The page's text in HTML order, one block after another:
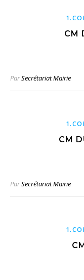
CM
ParSecrétariat Mairie
CM
ParSecrétariat Mairie